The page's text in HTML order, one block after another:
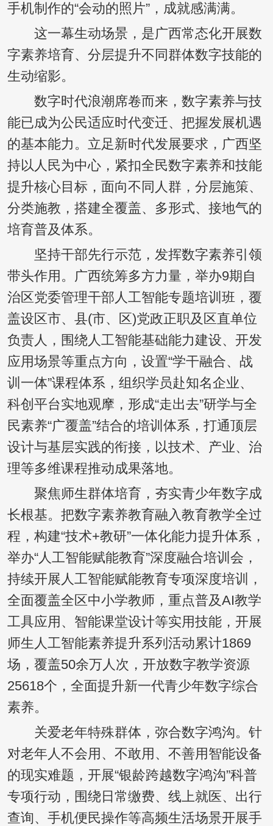
手机制作的“会动的照片”，成就感满满。
这一幕生动场景，是广西常态化开展数
字素养培育、分层提升不同群体数字技能的
生动缩影。
数字时代浪潮席卷而来，数字素养与技
能已成为公民适应时代变迁、把握发展机遇
的基本能力。立足新时代发展要求，广西坚
持以人民为中心，紧扣全民数字素养和技能
提升核心目标，面向不同人群，分层施策、
分类施教，搭建全覆盖、多形式、接地气的
培育普及体系。
坚持干部先行示范，发挥数字素养引领
带头作用。广西统筹多方力量，举办9期自
治区党委管理干部人工智能专题培训班，覆
盖设区市、县(市、区)党政正职及区直单位
负责人，围绕人工智能基础能力建设、开发
应用场景等重点方向，设置“学干融合、战
训一体”课程体系，组织学员赴知名企业、
科创平台实地观摩，形成“走出去”研学与全
民素养“广覆盖”结合的培训体系，打通顶层
设计与基层实践的衔接，以技术、产业、治
理等多维课程推动成果落地。
聚焦师生群体培育，夯实青少年数字成
长根基。把数字素养教育融入教育教学全过
程，构建“技术+教研”一体化能力提升体系，
举办“人工智能赋能教育”深度融合培训会，
持续开展人工智能赋能教育专项深度培训，
全面覆盖全区中小学教师，重点普及AI教学
工具应用、智能课堂设计等实用技能，开展
师生人工智能素养提升系列活动累计1869
场，覆盖50余万人次，开放数字教学资源
25618个，全面提升新一代青少年数字综合
素养。
关爱老年特殊群体，弥合数字鸿沟。针
对老年人不会用、不敢用、不善用智能设备
的现实难题，开展“银龄跨越数字鸿沟”科普
专项行动，围绕日常缴费、线上就医、出行
查询、手机便民操作等高频生活场景开展手